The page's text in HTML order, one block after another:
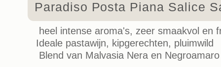
Paradiso Posta Piana Salice
heel intense aroma's, zeer smaakvol en
Ideale pastawijn, kipgerechten, pluimwild
Blend van Malvasia Nera en Negroamaro